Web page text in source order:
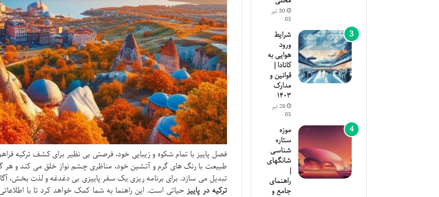
فصل پاییز با تمام شکوه و زیبایی خود، فرصتی بی نظیر برای کشف ترکیه
طبیعت با رنگ های گرم و آتشین خود، مناظری چشم نواز خلق می کند و هر
تبدیل می سازد. برای برنامه ریزی یک سفر پاییزی بی دغدغه و لذت بخش،
ترکیه در پاییزحیاتی است. این راهنما به شما کمک خواهد کرد تا با
30 تیر
05
شرایط
ورود
هوایی به
کانادا |
قوانین و
مدارک
۱۴۰۳
26 تیر
05
موزه
ستاره
شناسی
شانگهای
|
راهنمای
جامع و